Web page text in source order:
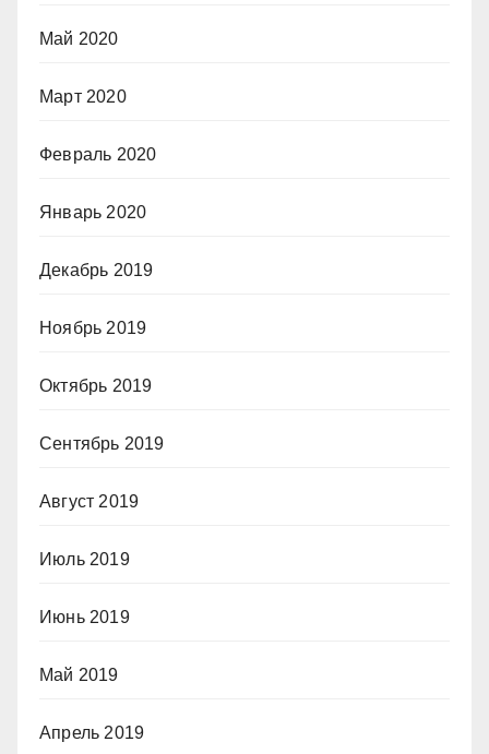
Май 2020
Март 2020
Февраль 2020
Январь 2020
Декабрь 2019
Ноябрь 2019
Октябрь 2019
Сентябрь 2019
Август 2019
Июль 2019
Июнь 2019
Май 2019
Апрель 2019